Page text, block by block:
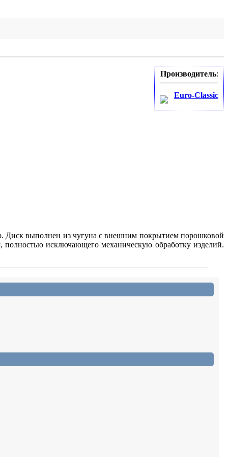
Производитель:
Euro-Classic
Диск выполнен из чугуна с внешним покрытием порошковой
полностью исключающего механическую обработку изделий.